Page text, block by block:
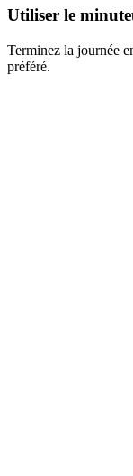
Utiliser le
Terminez la journée
préféré.